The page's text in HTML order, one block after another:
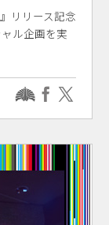
リリース記念
ル企画を実